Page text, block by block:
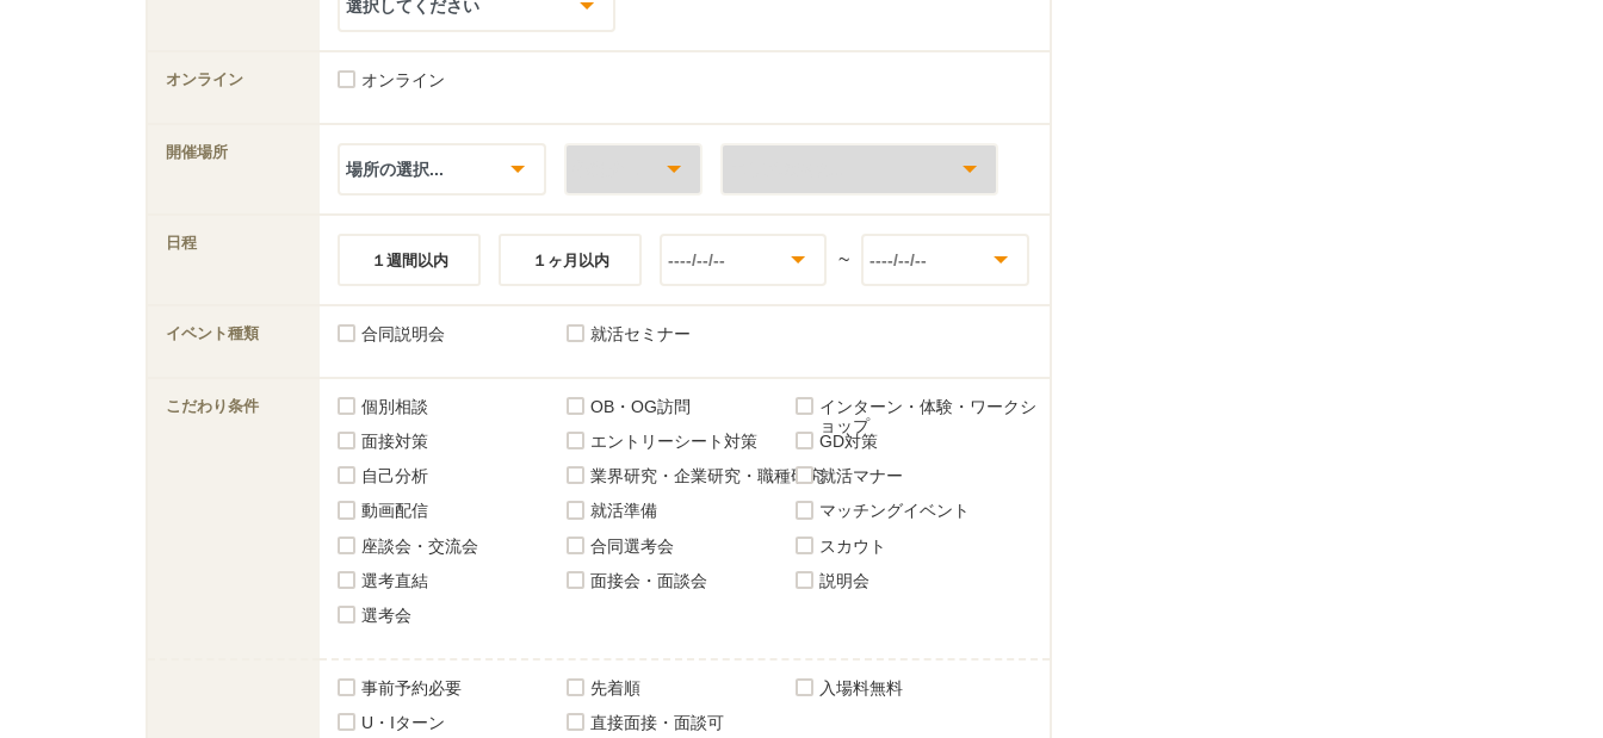
オンライン オンライン
開催場所
日程
１週間以内
１ヶ月以内 ~
イベント種類 合同説明会 就活セミナー
こだわり条件 個別相談 OB・OG訪問
インターン・体験・ワークシ
ョップ
面接対策
エントリーシート対策
GD対策
自己分析
業界研究・企業研究・職種研究就活マナー
動画配信
就活準備
マッチングイベント
座談会・交流会
合同選考会
スカウト
選考直結
面接会・面談会
説明会
選考会
事前予約必要 先着順
入場料無料
U・Iターン
直接面接・面談可